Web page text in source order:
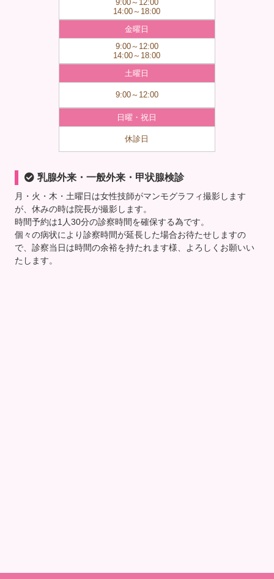
9:00～12:00
14:00～18:00
金曜日
9:00～12:00
14:00～18:00
土曜日
9:00～12:00
日曜・祝日
休診日
乳腺外来・一般外来・甲状腺検診
月・火・木・土曜日は女性技師がマンモグラフィ撮影します
が、休みの時は院長が撮影します。
時間予約は1人30分の診察時間を確保する為です。
個々の病状により診察時間が延長した場合お待たせしますの
で、診察当日は時間の余裕を持たれます様、よろしくお願いい
たします。